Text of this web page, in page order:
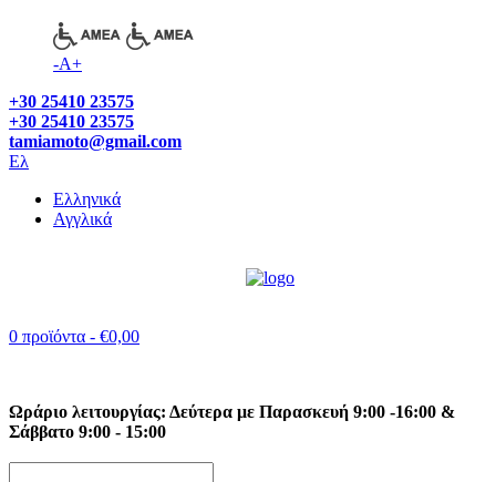
-A+
+30 25410 23575
+30 25410 23575
tamiamoto@gmail.com
Ελ
Ελληνικά
Αγγλικά
0 προϊόντα - €0,00
Ωράριο λειτουργίας: Δεύτερα με Παρασκευή 9:00 -16:00 &
Σάββατο 9:00 - 15:00